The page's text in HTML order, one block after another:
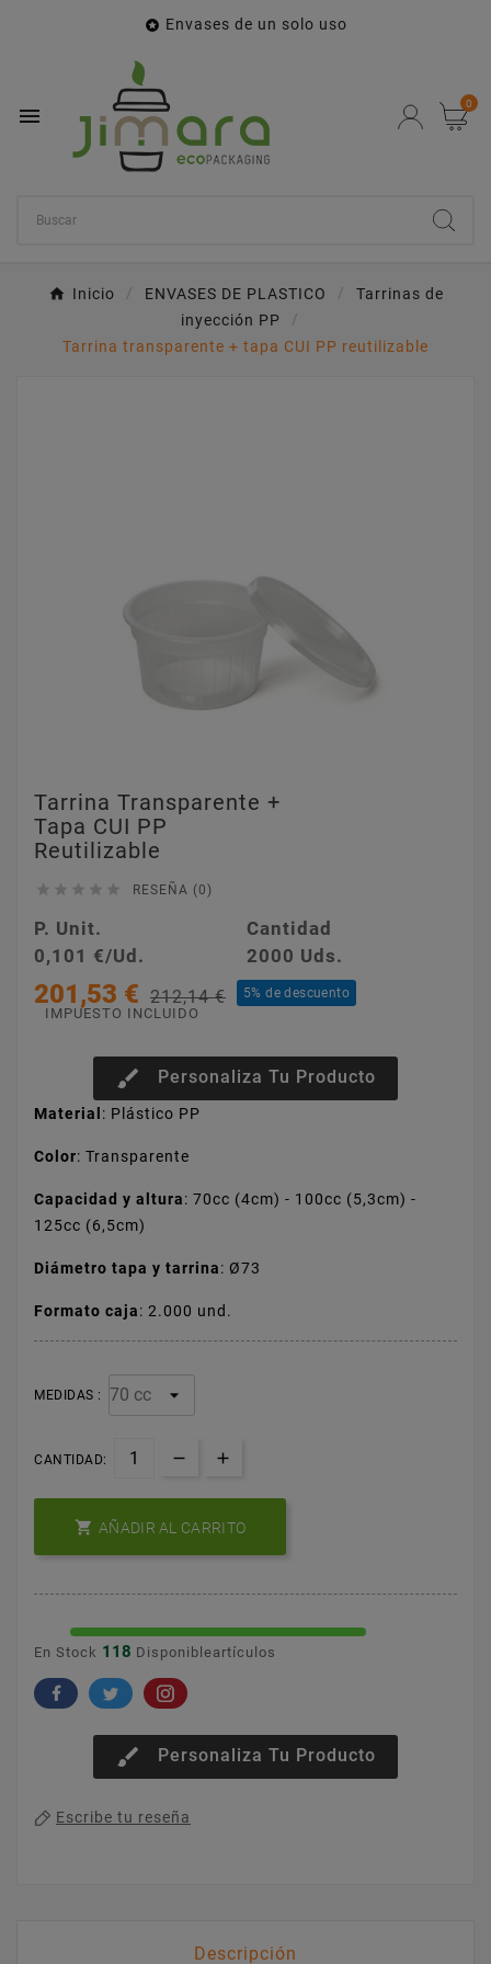
 Envases de un solo uso
 0
Inicio ENVASES DE PLASTICO
Tarrinas de
inyección PP
Tarrina transparente + tapa CUI PP reutilizable
Tarrina Transparente +
Tapa CUI PP
Reutilizable
     RESEÑA (0)
P. Unit.
Cantidad
0,101 €/Ud.
2000 Uds.
201,53 € 212,14 € 5% de descuento
IMPUESTO INCLUIDO
brush Personaliza Tu Producto
Material : Plástico PP
Color: Transparente
Capacidad y altura: 70cc (4cm) - 100cc (5,3cm) -
125cc (6,5cm)
Diámetro tapa y tarrina: Ø73
Formato caja: 2.000 und.
MEDIDAS :
CANTIDAD:
 AÑADIR AL CARRITO
En Stock 118 Disponibleartículos
brush Personaliza Tu Producto
Escribe tu reseña
Descripción